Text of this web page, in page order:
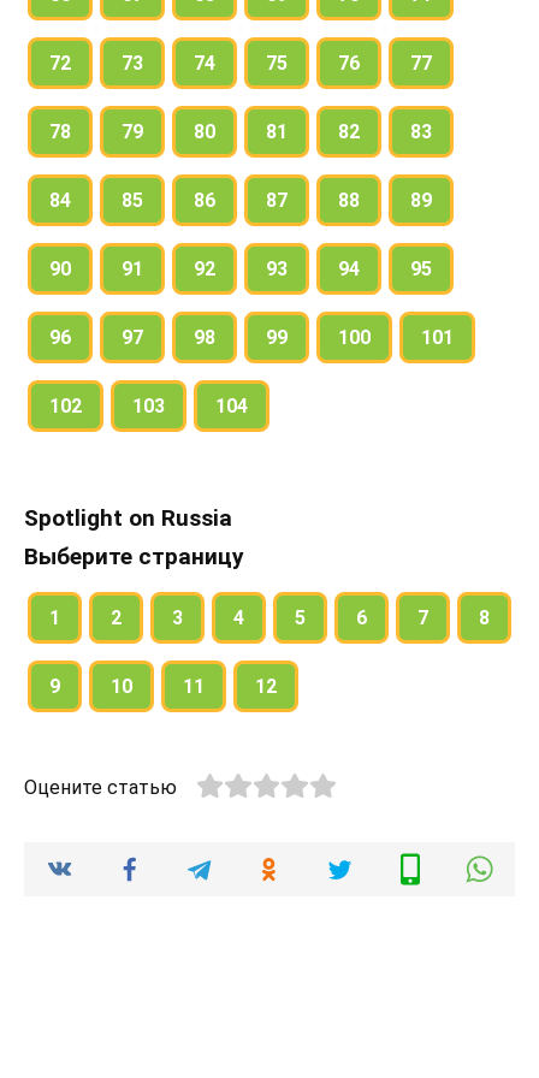
72 73 74 75 76 77
78 79 80 81 82 83
84 85 86 87 88 89
90 91 92 93 94 95
96 97 98 99 100 101
102 103 104
Spotlight on Russia
Выберите страницу
1 2 3 4 5 6 7 8
9 10 11 12
Оцените статью